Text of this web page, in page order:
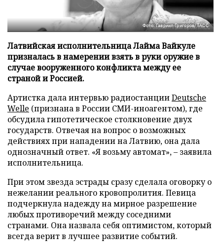
Фото: Гавриил Григоров/ТАСС
Латвийская исполнительница Лайма Вайкуле
призналась в намерении взять в руки оружие в
случае вооруженного конфликта между ее
страной и Россией.
Артистка дала интервью радиостанцииDeutsche
Welle (признана в России СМИ-иноагентом), где
обсудила гипотетическое столкновение двух
государств. Отвечая на вопрос о возможных
действиях при нападении на Латвию, она дала
однозначный ответ. «Я возьму автомат», – заявила
исполнительница.
При этом звезда эстрады сразу сделала оговорку о
нежелании реального кровопролития. Певица
подчеркнула надежду на мирное разрешение
любых противоречий между соседними
странами. Она назвала себя оптимистом, который
всегда верит в лучшее развитие событий.